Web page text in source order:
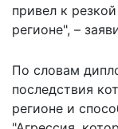
привел к
регионе", –
По словам
последствия
регионе и